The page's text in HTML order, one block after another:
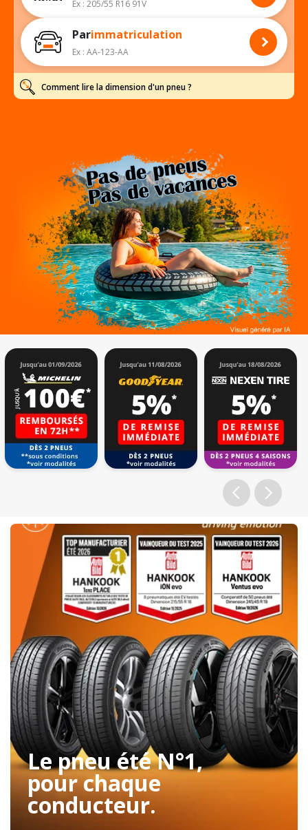
Ex : 205/55 R16 91V
Parimmatriculation
Ex : AA-123-AA
Comment lire la dimension d'un pneu ?
Le pneu été N°1,
pour chaque
conducteur.